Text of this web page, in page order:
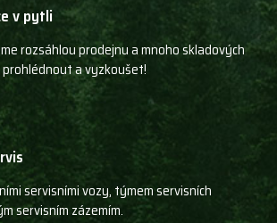
v pytli
rozsáhlou prodejnu a mnoho skladových
a vyzkoušet!
servisními vozy, týmem servisních
servisním zázemím.